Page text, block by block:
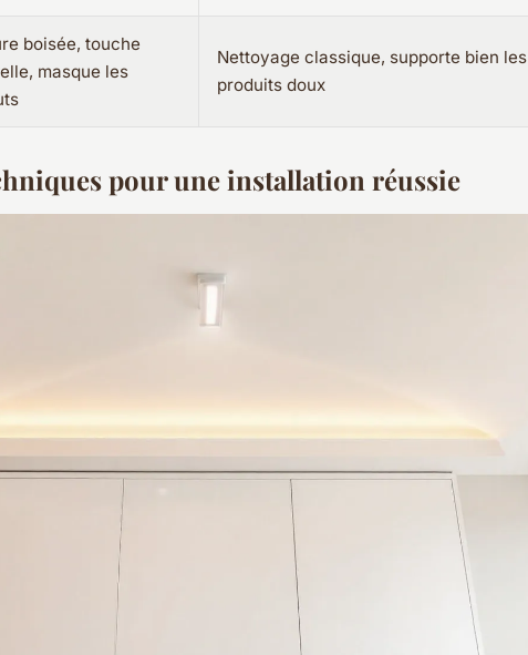
boisée, touche
masque les
Nettoyage classique, supporte bien les
produits doux
pour une installation réussie